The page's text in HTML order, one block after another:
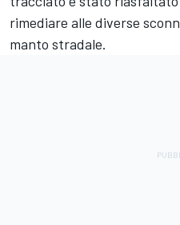
rimediare alle diverse
manto stradale.